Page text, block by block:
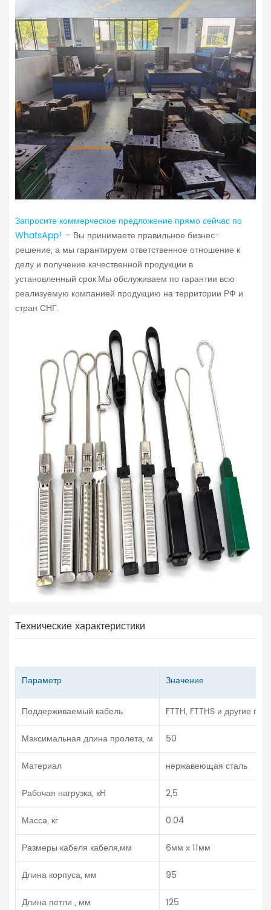
Запросите коммерческое предложение прямо сейчас по
WhatsApp! – Вы принимаете правильное бизнес-
решение, а мы гарантируем ответственное отношение к
делу и получение качественной продукции в
установленный срок.Мы обслуживаем по гарантии всю
реализуемую компанией продукцию на территории РФ и
стран СНГ.
Технические характеристики
Параметр Значение
Поддерживаемый кабель
FTTH, FTTHS и другие
Максимальная длина пролета, м
50
Материал
нержавеющая сталь
Рабочая нагрузка, кН
2,5
Масса, кг
0.04
Размеры кабеля кабеля,мм
6мм х 11мм
Длина корпуса, мм
95
Длина петли , мм
125